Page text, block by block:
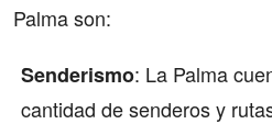
Palma son:
Senderismo: La Palma
cantidad de senderos y